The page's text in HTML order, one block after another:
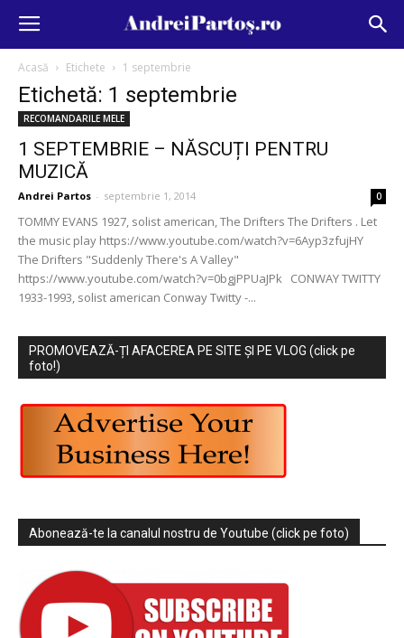
Acasă Etichete 1 septembrie
Etichetă: 1 septembrie
RECOMANDARILE MELE
1 SEPTEMBRIE – NĂSCUȚI PENTRU
MUZICĂ
Andrei Partos - septembrie 1, 2014 0
TOMMY EVANS 1927, solist american, The Drifters The Drifters . Let
the music play https://www.youtube.com/watch?v=6Ayp3zfujHY
The Drifters "Suddenly There's A Valley"
https://www.youtube.com/watch?v=0bgjPPUaJPk CONWAY TWITTY
1933-1993, solist american Conway Twitty -...
PROMOVEAZĂ-ȚI AFACEREA PE SITE ȘI PE VLOG (click pe
foto!)
Abonează-te la canalul nostru de Youtube (click pe foto)